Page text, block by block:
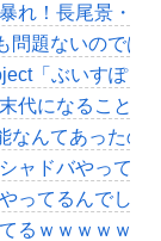
れ！長尾景・
問題ないのでは
「ぶいすぽっ
代になることも
なんてあったの
ャドバやって
ってるんでし
るｗｗｗｗｗ